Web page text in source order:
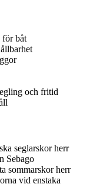
för båt
och fritid
seglarskor herr
Sebago
sommarskor herr
vid enstaka